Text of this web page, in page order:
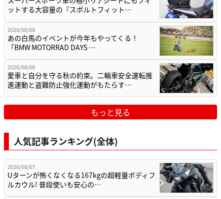
ットする大容量の『スポルトフィット…
2026/08/08
あの白馬のイベントが今年もやってくる！
「BMW MOTORRAD DAYS …
2026/08/08
愛車と自分を守る秋の約束。二輪車安全運転推
進運動と盗難防止強化運動がもたらす…
もっと見る
人気記事ランキング(全体)
2026/08/07
Uターンが怖くなくなる167kgの超軽量ボディフ
ルカウル! 普段使いも安心の…